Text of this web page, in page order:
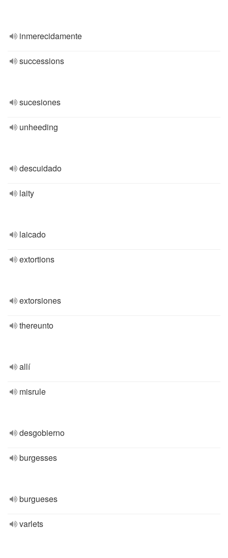
inmerecidamente
successions
sucesiones
unheeding
descuidado
laity
laicado
extortions
extorsiones
thereunto
allí
misrule
desgobierno
burgesses
burgueses
varlets